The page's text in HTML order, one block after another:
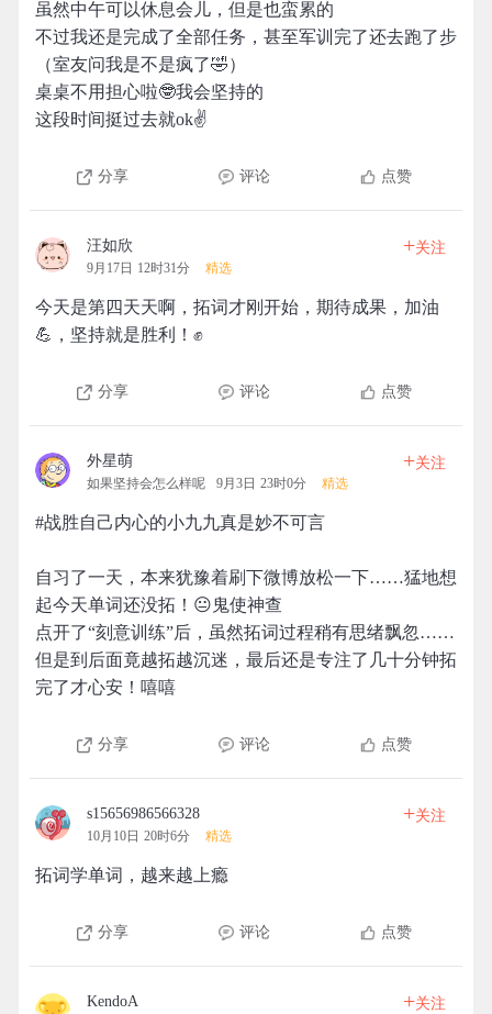
虽然中午可以休息会儿，但是也蛮累的
不过我还是完成了全部任务，甚至军训完了还去跑了步
（室友问我是不是疯了🤣）
桌桌不用担心啦🤓我会坚持的
这段时间挺过去就ok✌
分享 评论 点赞
汪如欣
9月17日 12时31分 精选
+关注
今天是第四天天啊，拓词才刚开始，期待成果，加油
💪，坚持就是胜利！✊
分享 评论 点赞
外星萌
如果坚持会怎么样呢 9月3日 23时0分 精选
+关注
#战胜自己内心的小九九真是妙不可言
自习了一天，本来犹豫着刷下微博放松一下……猛地想
起今天单词还没拓！😐鬼使神查
点开了“刻意训练”后，虽然拓词过程稍有思绪飘忽……
但是到后面竟越拓越沉迷，最后还是专注了几十分钟拓
完了才心安！嘻嘻
分享 评论 点赞
s15656986566328
10月10日 20时6分 精选
+关注
拓词学单词，越来越上瘾
分享 评论 点赞
KendoA +关注